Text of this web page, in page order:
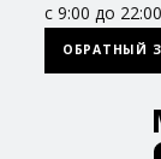
с 9:00 до 22:00
ОБРАТНЫЙ